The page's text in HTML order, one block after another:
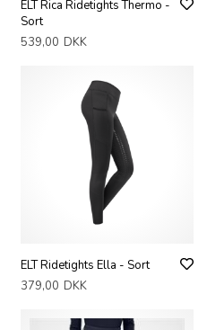
ELT Rica Ridetights Thermo -
Sort
539,00 DKK
ELT Ridetights Ella - Sort
379,00 DKK